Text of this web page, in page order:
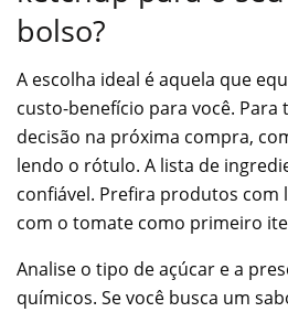
bolso?
A escolha ideal é aquela que
custo-benefício para você.
decisão na próxima compra,
lendo o rótulo. A lista de
confiável. Prefira produtos com
com o tomate como primeiro
Analise o tipo de açúcar e a
químicos. Se você busca um